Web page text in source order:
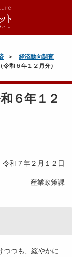
経済動向調査
和６年１２月分）
６年１２
令和７年２月１２日
産業政策課
つつも、緩やかに